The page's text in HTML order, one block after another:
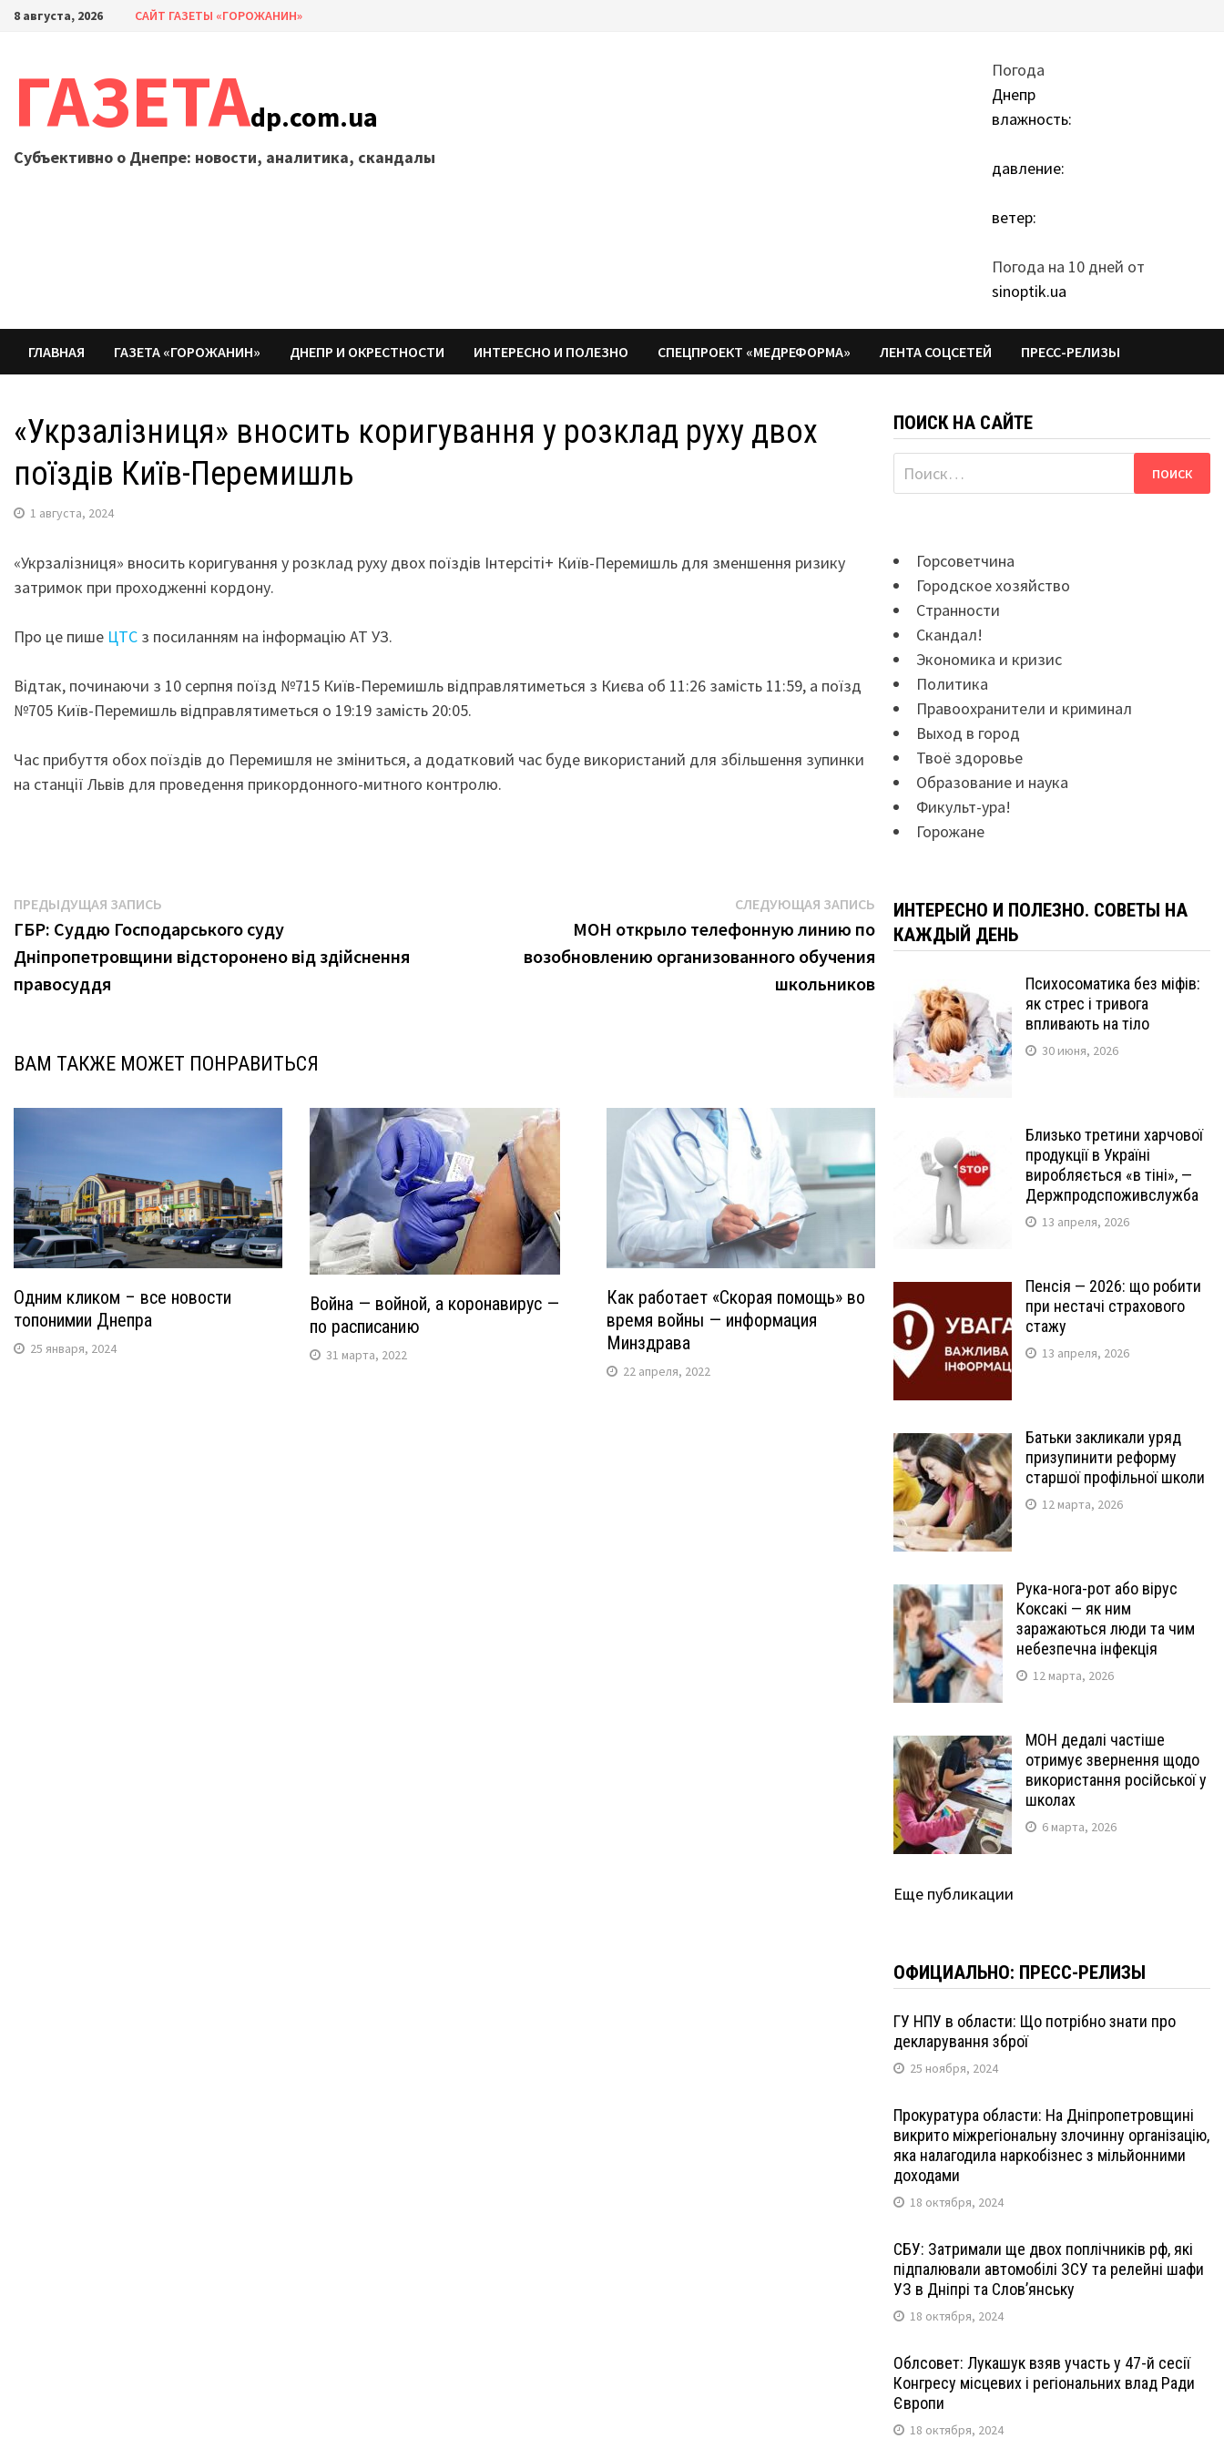
Перейти
8 августа, 2026 САЙТ ГАЗЕТЫ «ГОРОЖАНИН»
ГАЗЕТАdp.com.ua
Субъективно о Днепре: новости, аналитика, скандалы
Погода
Днепр
влажность:
давление:
ветер:
Погода на 10 дней от
sinoptik.ua
ГЛАВНАЯ ГАЗЕТА «ГОРОЖАНИН» ДНЕПР И ОКРЕСТНОСТИ ИНТЕРЕСНО И ПОЛЕЗНО СПЕЦПРОЕКТ «МЕДРЕФОРМА» ЛЕНТА СОЦСЕТЕЙ ПРЕСС-РЕЛИЗЫ
«Укрзалізниця» вносить коригування у розклад руху двох
поїздів Київ-Перемишль
1 августа, 2024
«Укрзалізниця» вносить коригування у розклад руху двох поїздів Інтерсіті+ Київ-Перемишль для зменшення ризику
затримок при проходженні кордону.
Про це пише ЦТС з посиланням на інформацію АТ УЗ.
Відтак, починаючи з 10 серпня поїзд №715 Київ-Перемишль відправлятиметься з Києва об 11:26 замість 11:59, а поїзд
№705 Київ-Перемишль відправлятиметься о 19:19 замість 20:05.
Час прибуття обох поїздів до Перемишля не зміниться, а додатковий час буде використаний для збільшення зупинки
на станції Львів для проведення прикордонного-митного контролю.
Навигация
по
записям
ПРЕДЫДУЩАЯ ЗАПИСЬ
запись:
ГБР: Суддю Господарського суду
Дніпропетровщини відсторонено від здійснення
правосуддя
СЛЕДУЮЩАЯ ЗАПИСЬ Следующая
запись:
МОН открыло телефонную линию по
возобновлению организованного обучения
школьников
ВАМ ТАКЖЕ МОЖЕТ ПОНРАВИТЬСЯ
Одним кликом – все новости
топонимии Днепра
25 января, 2024
Война — войной, а коронавирус —
по расписанию
31 марта, 2022
Как работает «Скорая помощь» во
время войны — информация
Минздрава
22 апреля, 2022
ПОИСК НА САЙТЕ
Найти:
Горсоветчина
Городское хозяйство
Странности
Скандал!
Экономика и кризис
Политика
Правоохранители и криминал
Выход в город
Твоё здоровье
Образование и наука
Фикульт-ура!
Горожане
ИНТЕРЕСНО И ПОЛЕЗНО. СОВЕТЫ НА
КАЖДЫЙ ДЕНЬ
Психосоматика без міфів:
як стрес і тривога
впливають на тіло
30 июня, 2026
Близько третини харчової
продукції в Україні
виробляється «в тіні», —
Держпродспоживслужба
13 апреля, 2026
Пенсія — 2026: що робити
при нестачі страхового
стажу
13 апреля, 2026
Батьки закликали уряд
призупинити реформу
старшої профільної школи
12 марта, 2026
Рука-нога-рот або вірус
Коксакі — як ним
заражаються люди та чим
небезпечна інфекція
12 марта, 2026
МОН дедалі частіше
отримує звернення щодо
використання російської у
школах
6 марта, 2026
Еще публикации
ОФИЦИАЛЬНО: ПРЕСС-РЕЛИЗЫ
ГУ НПУ в области: Що потрібно знати про
декларування зброї
25 ноября, 2024
Прокуратура области: На Дніпропетровщині
викрито міжрегіональну злочинну організацію,
яка налагодила наркобізнес з мільйонними
доходами
18 октября, 2024
СБУ: Затримали ще двох поплічників рф, які
підпалювали автомобілі ЗСУ та релейні шафи
УЗ в Дніпрі та Слов’янську
18 октября, 2024
Облсовет: Лукашук взяв участь у 47-й сесії
Конгресу місцевих і регіональних влад Ради
Європи
18 октября, 2024